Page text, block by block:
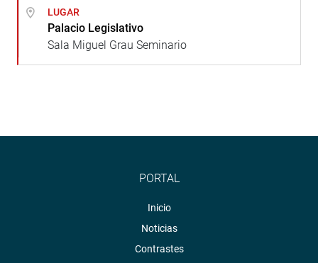
LUGAR
Palacio Legislativo
Sala Miguel Grau Seminario
PORTAL
Inicio
Noticias
Contrastes